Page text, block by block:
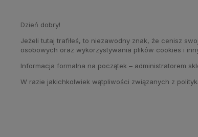
Dzień dobry!
Jeżeli tutaj trafiłeś, to niezawodny znak, że cenisz
osobowych oraz wykorzystywania plików cookies i
Informacja formalna na początek – administratorem
W razie jakichkolwiek wątpliwości związanych z